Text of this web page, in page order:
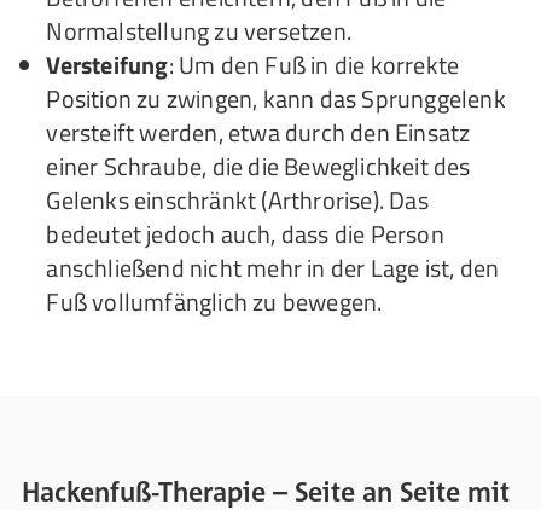
Normalstellung zu versetzen.
Versteifung: Um den Fuß in die korrekte
Position zu zwingen, kann das Sprunggelenk
versteift werden, etwa durch den Einsatz
einer Schraube, die die Beweglichkeit des
Gelenks einschränkt (Arthrorise). Das
bedeutet jedoch auch, dass die Person
anschließend nicht mehr in der Lage ist, den
Fuß vollumfänglich zu bewegen.
Hackenfuß-Therapie – Seite an Seite mit